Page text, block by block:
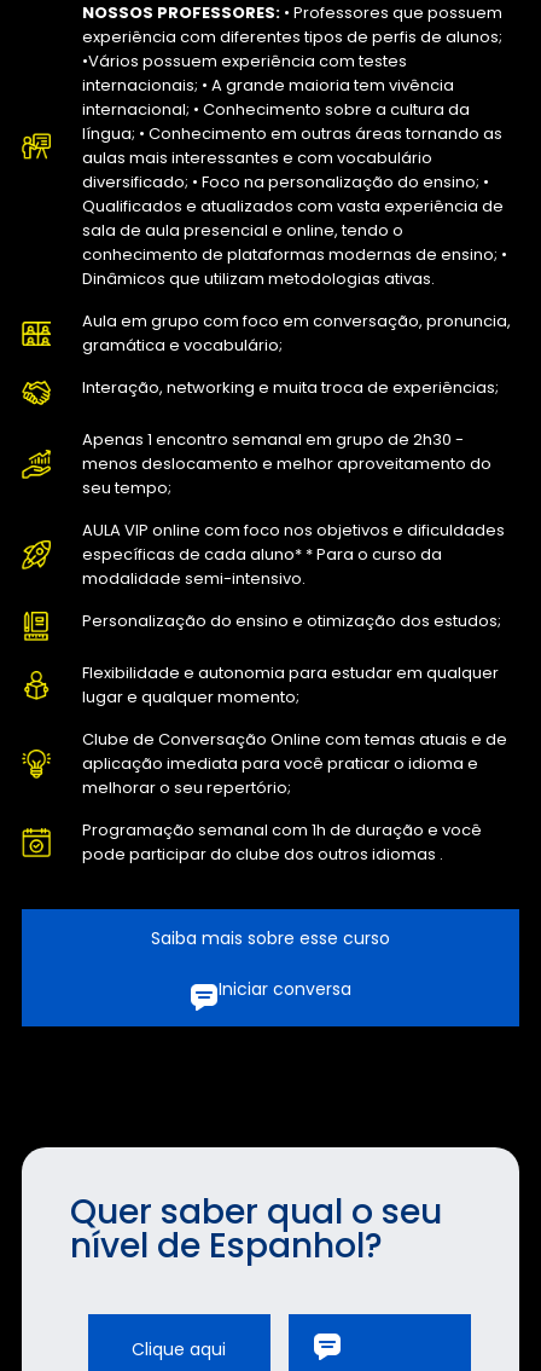
NOSSOS PROFESSORES: • Professores que possuem
experiência com diferentes tipos de perfis de alunos;
•Vários possuem experiência com testes
internacionais; • A grande maioria tem vivência
internacional; • Conhecimento sobre a cultura da
língua; • Conhecimento em outras áreas tornando as
aulas mais interessantes e com vocabulário
diversificado; • Foco na personalização do ensino; •
Qualificados e atualizados com vasta experiência de
sala de aula presencial e online, tendo o
conhecimento de plataformas modernas de ensino; •
Dinâmicos que utilizam metodologias ativas.
Aula em grupo com foco em conversação, pronuncia,
gramática e vocabulário;
Interação, networking e muita troca de experiências;
Apenas 1 encontro semanal em grupo de 2h30 -
menos deslocamento e melhor aproveitamento do
seu tempo;
AULA VIP online com foco nos objetivos e dificuldades
específicas de cada aluno* * Para o curso da
modalidade semi-intensivo.
Personalização do ensino e otimização dos estudos;
Flexibilidade e autonomia para estudar em qualquer
lugar e qualquer momento;
Clube de Conversação Online com temas atuais e de
aplicação imediata para você praticar o idioma e
melhorar o seu repertório;
Programação semanal com 1h de duração e você
pode participar do clube dos outros idiomas .
Saiba mais sobre esse curso
Iniciar conversa
Quer saber qual o seu
nível de Espanhol?
Clique aqui